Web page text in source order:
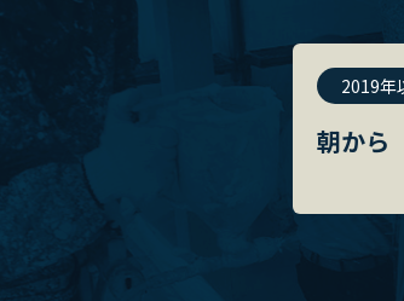
2019年
朝から